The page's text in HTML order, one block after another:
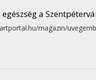
a
magazin/